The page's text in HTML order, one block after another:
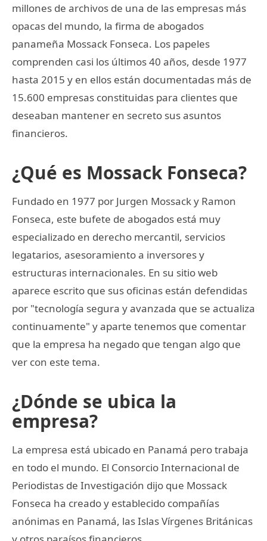
millones de archivos de una de las empresas más
opacas del mundo, la firma de abogados
panameña Mossack Fonseca. Los papeles
comprenden casi los últimos 40 años, desde 1977
hasta 2015 y en ellos están documentadas más de
15.600 empresas constituidas para clientes que
deseaban mantener en secreto sus asuntos
financieros.
¿Qué es Mossack Fonseca?
Fundado en 1977 por Jurgen Mossack y Ramon
Fonseca, este bufete de abogados está muy
especializado en derecho mercantil, servicios
legatarios, asesoramiento a inversores y
estructuras internacionales. En su sitio web
aparece escrito que sus oficinas están defendidas
por "tecnología segura y avanzada que se actualiza
continuamente" y aparte tenemos que comentar
que la empresa ha negado que tengan algo que
ver con este tema.
¿Dónde se ubica la
empresa?
La empresa está ubicado en Panamá pero trabaja
en todo el mundo. El Consorcio Internacional de
Periodistas de Investigación dijo que Mossack
Fonseca ha creado y establecido compañías
anónimas en Panamá, las Islas Vírgenes Británicas